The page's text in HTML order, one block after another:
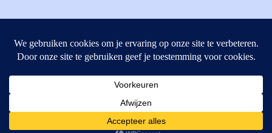
4462GE, Goes
T: +31 (0) 111-484438
Cookies helpen ons bij het leveren van onze diensten. Door
gebruik te maken van onze diensten, gaat u akkoord met ons